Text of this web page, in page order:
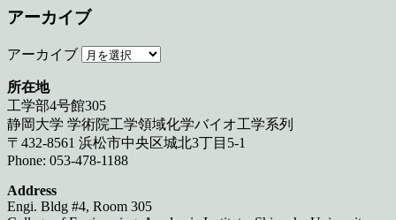
アーカイブ
アーカイブ
所在地
工学部4号館305
静岡大学 学術院工学領域化学バイオ工学系列
〒432-8561 浜松市中央区城北3丁目5-1
Phone: 053-478-1188
Address
Engi. Bldg #4, Room 305